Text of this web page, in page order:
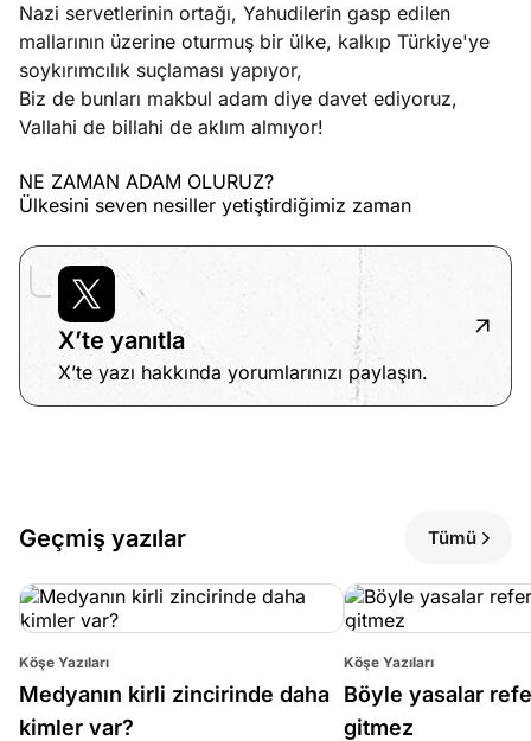
Nazi servetlerinin ortağı, Yahudilerin gasp edilen
mallarının üzerine oturmuş bir ülke, kalkıp Türkiye'ye
soykırımcılık suçlaması yapıyor,
Biz de bunları makbul adam diye davet ediyoruz,
Vallahi de billahi de aklım almıyor!
NE ZAMAN ADAM OLURUZ?
Ülkesini seven nesiller yetiştirdiğimiz zaman
X’te yanıtla
X’te yazı hakkında yorumlarınızı paylaşın.
Geçmiş yazılar Tümü
Köşe Yazıları
Medyanın kirli zincirinde daha
kimler var?
Köşe Yazıları
Böyle yasalar
gitmez